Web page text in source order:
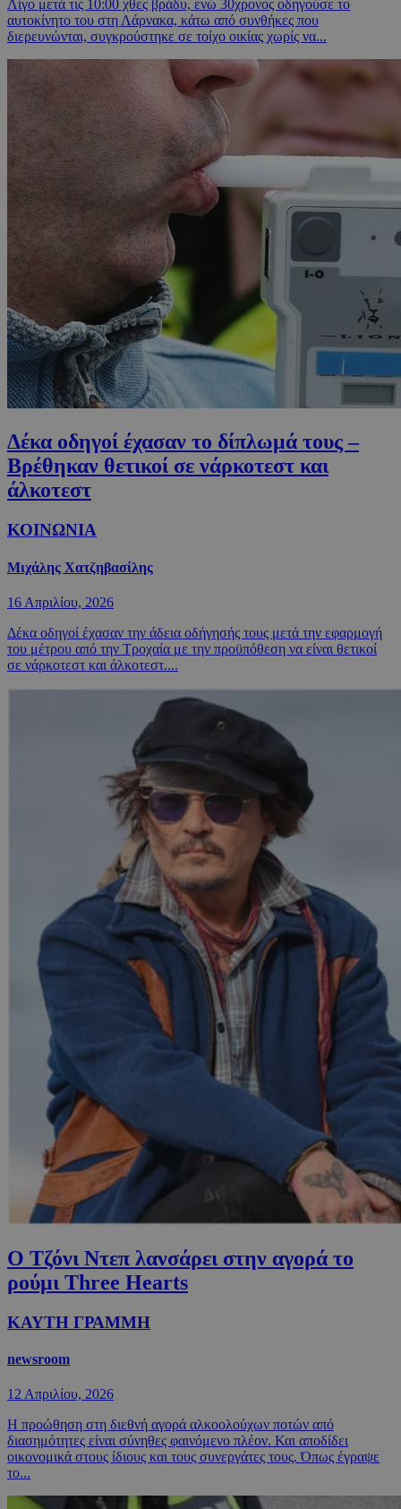
Λίγο μετά τις 10:00 χθες βράδυ, ενώ 30χρονος οδηγούσε το
αυτοκίνητο του στη Λάρνακα, κάτω από συνθήκες που
διερευνώνται, συγκρούστηκε σε τοίχο οικίας χωρίς να...
Δέκα οδηγοί έχασαν το δίπλωμά τους –
Βρέθηκαν θετικοί σε νάρκοτεστ και
άλκοτεστ
ΚΟΙΝΩΝΙΑ
Μιχάλης Χατζηβασίλης
16 Απριλίου, 2026
Δέκα οδηγοί έχασαν την άδεια οδήγησής τους μετά την εφαρμογή
του μέτρου από την Τροχαία με την προϋπόθεση να είναι θετικοί
σε νάρκοτεστ και άλκοτεστ....
Ο Τζόνι Ντεπ λανσάρει στην αγορά το
ρούμι Three Hearts
ΚΑΥΤΗ ΓΡΑΜΜΗ
newsroom
12 Απριλίου, 2026
Η προώθηση στη διεθνή αγορά αλκοολούχων ποτών από
διασημότητες είναι σύνηθες φαινόμενο πλέον. Και αποδίδει
οικονομικά στους ίδιους και τους συνεργάτες τους. Όπως έγραψε
το...